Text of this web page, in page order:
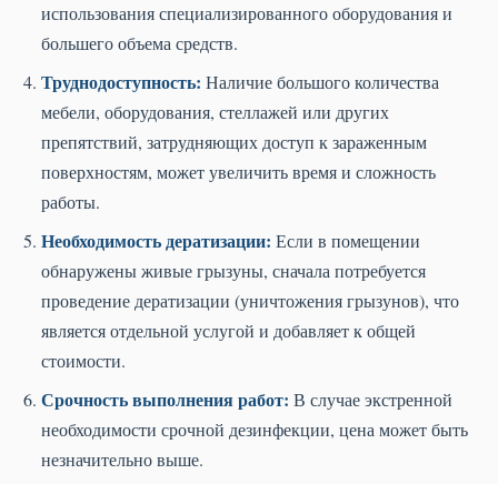
использования специализированного оборудования и
большего объема средств.
Труднодоступность: Наличие большого количества
мебели, оборудования, стеллажей или других
препятствий, затрудняющих доступ к зараженным
поверхностям, может увеличить время и сложность
работы.
Необходимость дератизации: Если в помещении
обнаружены живые грызуны, сначала потребуется
проведение дератизации (уничтожения грызунов), что
является отдельной услугой и добавляет к общей
стоимости.
Срочность выполнения работ: В случае экстренной
необходимости срочной дезинфекции, цена может быть
незначительно выше.